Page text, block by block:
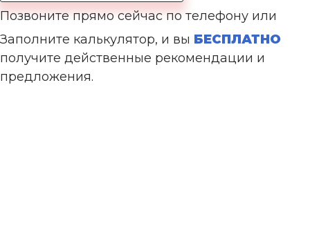
Позвоните прямо сейчас по телефону или
Заполните калькулятор, и вы БЕСПЛАТНО
получите действенные рекомендации и
предложения.